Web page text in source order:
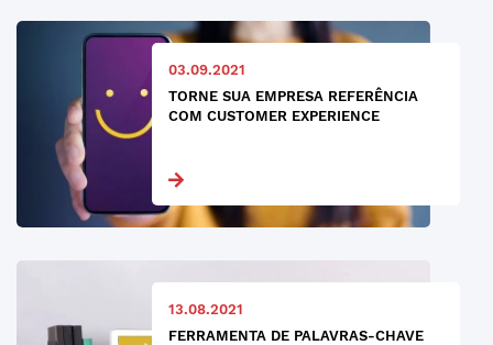
03.09.2021
TORNE SUA EMPRESA REFERÊNCIA
COM CUSTOMER EXPERIENCE
13.08.2021
FERRAMENTA DE PALAVRAS-CHAVE